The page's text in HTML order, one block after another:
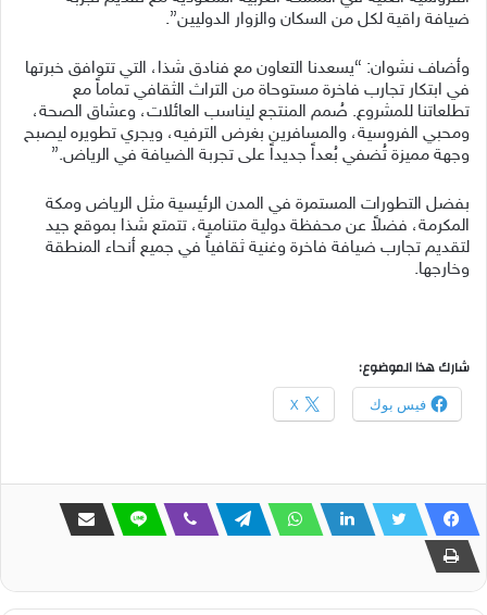
ضيافة راقية لكل من السكان والزوار الدوليين”.
وأضاف نشوان: “يسعدنا التعاون مع فنادق شذا، التي تتوافق خبرتها
في ابتكار تجارب فاخرة مستوحاة من التراث الثقافي تماماً مع
تطلعاتنا للمشروع. صُمم المنتجع ليناسب العائلات، وعشاق الصحة،
ومحبي الفروسية، والمسافرين بغرض الترفيه، ويجري تطويره ليصبح
وجهة مميزة تُضفي بُعداً جديداً على تجربة الضيافة في الرياض.”
بفضل التطورات المستمرة في المدن الرئيسية مثل الرياض ومكة
المكرمة، فضلاً عن محفظة دولية متنامية، تتمتع شذا بموقع جيد
لتقديم تجارب ضيافة فاخرة وغنية ثقافياً في جميع أنحاء المنطقة
وخارجها.
شارك هذا الموضوع:
فيس بوك X